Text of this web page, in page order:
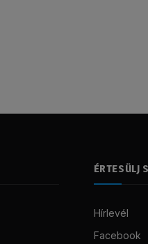
ÉRTESÜLJ
Hírlevél
Facebook